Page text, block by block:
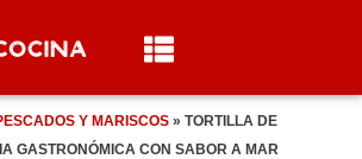
Y MARISCOS » TORTILLA DE
GASTRONÓMICA CON SABOR A MAR